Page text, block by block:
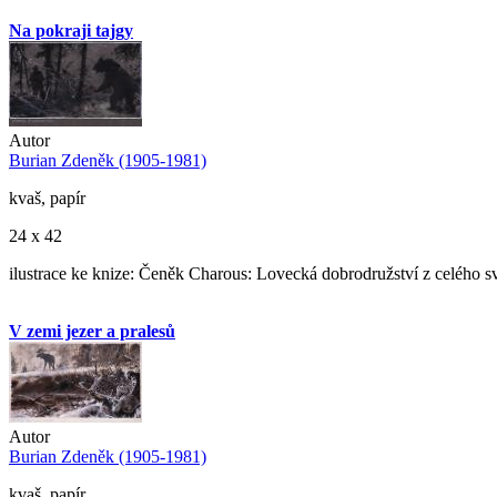
Na pokraji tajgy
Autor
Burian Zdeněk (1905-1981)
kvaš, papír
24 x 42
ilustrace ke knize: Čeněk Charous: Lovecká dobrodružství z celého
V zemi jezer a pralesů
Autor
Burian Zdeněk (1905-1981)